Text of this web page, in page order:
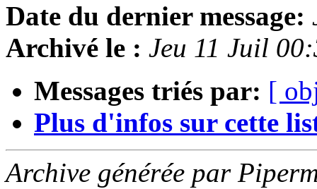
Date du dernier message:
Archivé le : Jeu 11 Juil
Messages triés par: [
Plus d'infos sur cette
Archive générée par